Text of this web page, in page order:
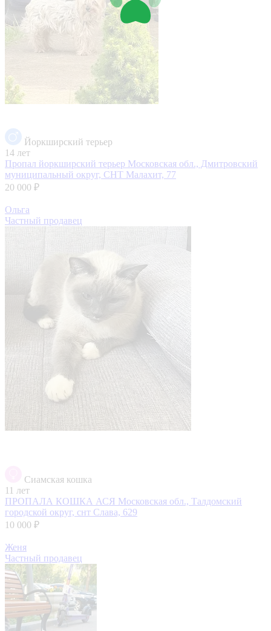
Йоркширский терьер
14 лет
Пропал йоркширский терьер Московская обл., Дмитровский
муниципальный округ, СНТ Малахит, 77
20 000 ₽
Ольга
Частный продавец
Сиамская кошка
11 лет
ПРОПАЛА КОШКА АСЯ Московская обл., Талдомский
городской округ, снт Слава, 629
10 000 ₽
Женя
Частный продавец